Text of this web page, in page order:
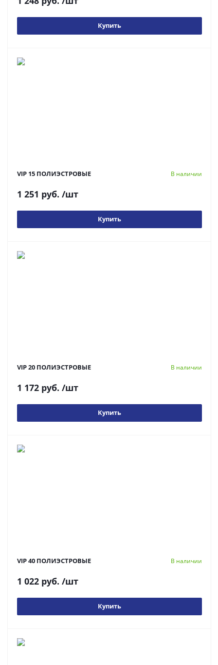
Купить
VIP 15 ПОЛИЭСТРОВЫЕ В наличии
1 251 руб. /шт
Купить
VIP 20 ПОЛИЭСТРОВЫЕ В наличии
1 172 руб. /шт
Купить
VIP 40 ПОЛИЭСТРОВЫЕ В наличии
1 022 руб. /шт
Купить